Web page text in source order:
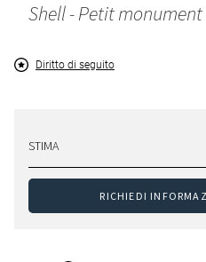
Shell - Petit
Diritto di seguito
STIMA
RICHIEDI